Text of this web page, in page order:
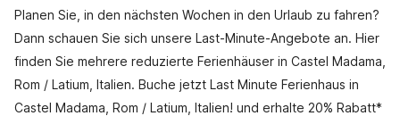
Planen Sie, in den nächsten Wochen in den Urlaub zu fahren?
Dann schauen Sie sich unsere Last-Minute-Angebote an. Hier
finden Sie mehrere reduzierte Ferienhäuser in Castel Madama,
Rom / Latium, Italien. Buche jetzt Last Minute Ferienhaus in
Castel Madama, Rom / Latium, Italien! und erhalte 20% Rabatt*